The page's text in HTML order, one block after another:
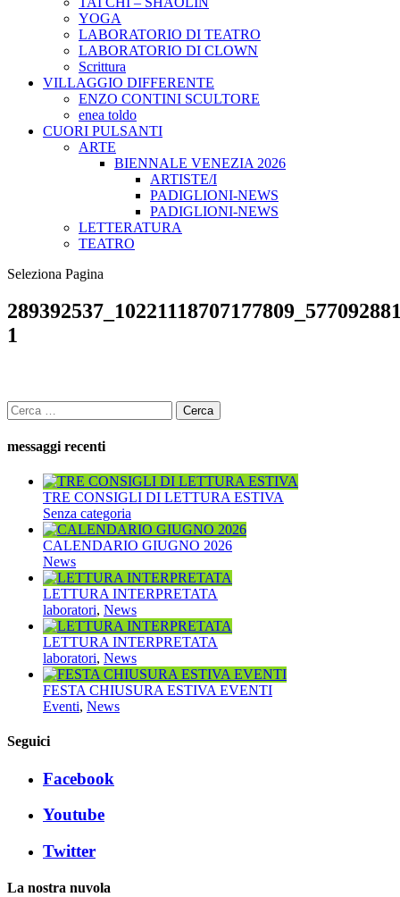
YOGA
LABORATORIO DI TEATRO
LABORATORIO DI CLOWN
Scrittura
VILLAGGIO DIFFERENTE
ENZO CONTINI SCULTORE
enea toldo
CUORI PULSANTI
ARTE
BIENNALE VENEZIA 2026
ARTISTE/I
PADIGLIONI-NEWS
PADIGLIONI-NEWS
LETTERATURA
TEATRO
Seleziona Pagina
1
Ricerca
per:
messaggi recenti
TRE CONSIGLI DI LETTURA ESTIVA
Senza categoria
CALENDARIO GIUGNO 2026
News
LETTURA INTERPRETATA
laboratori, News
LETTURA INTERPRETATA
laboratori, News
FESTA CHIUSURA ESTIVA EVENTI
Eventi, News
Seguici
Facebook
Youtube
Twitter
La nostra nuvola